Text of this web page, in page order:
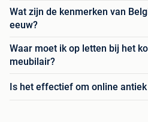
Wat zijn de kenmerken van
eeuw?
Waar moet ik op letten bij het
meubilair?
Is het effectief om online